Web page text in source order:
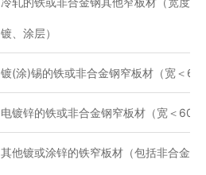
镀、涂层）
镀(涂)锡的铁或非合金钢窄板材（宽＜
电镀锌的铁或非合金钢窄板材（宽＜
其他镀或涂锌的铁窄板材（包括非合金钢